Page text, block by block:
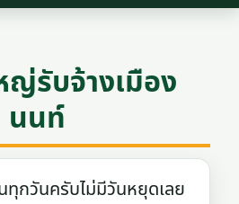
ญ่รับจ้างเมือง
นนท์
กวันครับไม่มีวันหยุดเลย